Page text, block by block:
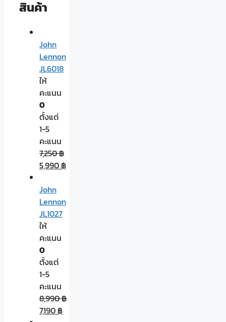
สินค้า
John
Lennon
JL6018
ให้
คะแนน
0
ตั้งแต่
1-5
คะแนน
7,250฿
5,990 ฿
John
Lennon
JL1027
ให้
คะแนน
0
ตั้งแต่
1-5
คะแนน
8,990฿
7,190 ฿